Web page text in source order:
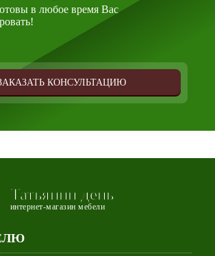
в любое время Вас
КОНСУЛЬТАЦИЮ
Татьянин день
интернет-магазин мебели